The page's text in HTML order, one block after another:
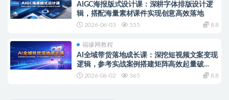
AIGC海报版式设计课：深耕字体排版设计逻
辑，搭配海量素材课件实现创意高效落地
2026-06-03 555 8.8
福缘网教程
AI全域带货落地成长课：深挖短视频文案变现
逻辑，参考实战案例搭建矩阵高效起量破
GMV
2026-06-02 365 8.8